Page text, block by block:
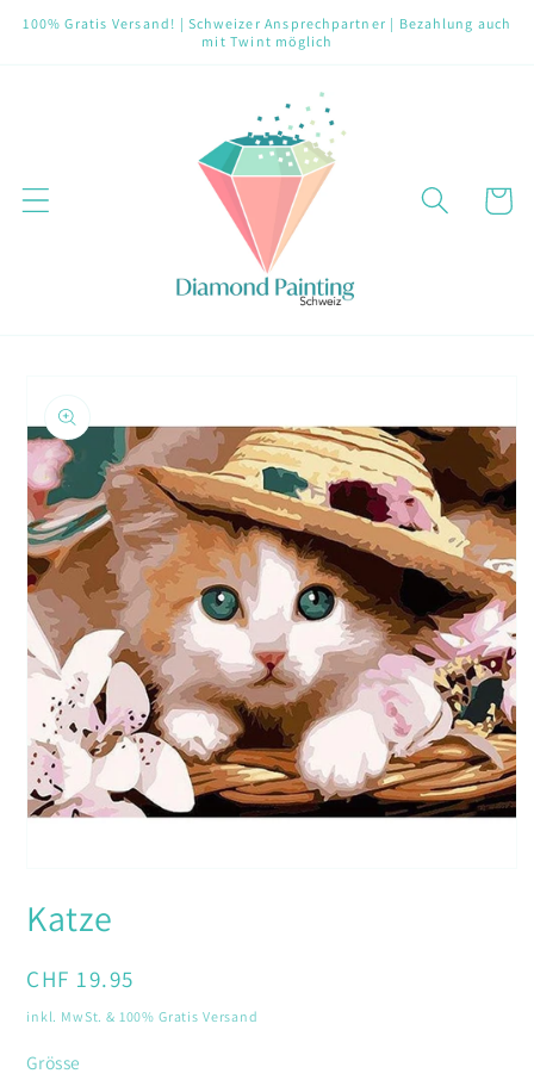
zum
100% Gratis Versand! | Schweizer Ansprechpartner | Bezahlung auch
mit Twint möglich
in
Modal
Katze
Normaler
Preis
CHF 19.95
inkl. MwSt. & 100% Gratis Versand
Grösse